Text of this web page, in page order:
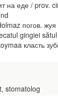
на еде / prov.
погов.
gingiei
класть
stomatolog